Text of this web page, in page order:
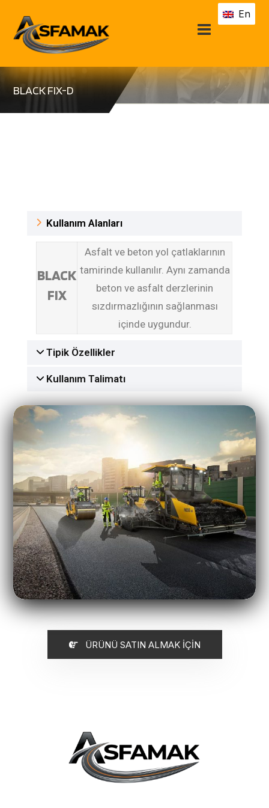
En
BLACK FIX-D
Kullanım Alanları
BLACK
FIX
Asfalt ve beton yol çatlaklarının
tamirinde kullanılır. Aynı zamanda
beton ve asfalt derzlerinin
sızdırmazlığının sağlanması
içinde uygundur.
Tipik Özellikler
Kullanım Talimatı
ÜRÜNÜ SATIN ALMAK İÇİN